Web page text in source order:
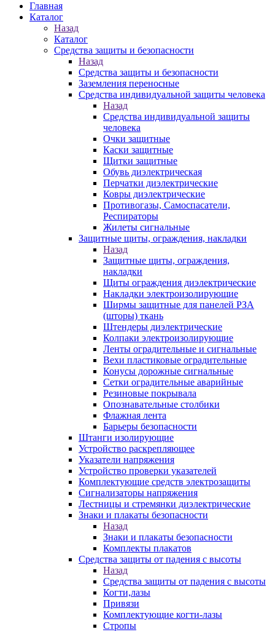
Главная
Каталог
Назад
Каталог
Средства защиты и безопасности
Назад
Средства защиты и безопасности
Заземления переносные
Средства индивидуальной защиты человека
Назад
Средства индивидуальной защиты
человека
Очки защитные
Каски защитные
Щитки защитные
Обувь диэлектрическая
Перчатки диэлектрические
Ковры диэлектрические
Противогазы, Самоспасатели,
Респираторы
Жилеты сигнальные
Защитные щиты, ограждения, накладки
Назад
Защитные щиты, ограждения,
накладки
Щиты ограждения диэлектрические
Накладки электроизолирующие
Ширмы защитные для панелей РЗА
(шторы) ткань
Штендеры диэлектрические
Колпаки электроизолирующие
Ленты оградительные и сигнальные
Вехи пластиковые оградительные
Конусы дорожные сигнальные
Сетки оградительные аварийные
Резиновые покрывала
Опознавательные столбики
Флажная лента
Барьеры безопасности
Штанги изолирующие
Устройство раскрепляющее
Указатели напряжения
Устройство проверки указателей
Комплектующие средств электрозащиты
Сигнализаторы напряжения
Лестницы и стремянки диэлектрические
Знаки и плакаты безопасности
Назад
Знаки и плакаты безопасности
Комплекты плакатов
Средства защиты от падения с высоты
Назад
Средства защиты от падения с высоты
Когти,лазы
Привязи
Комплектующие когти-лазы
Стропы